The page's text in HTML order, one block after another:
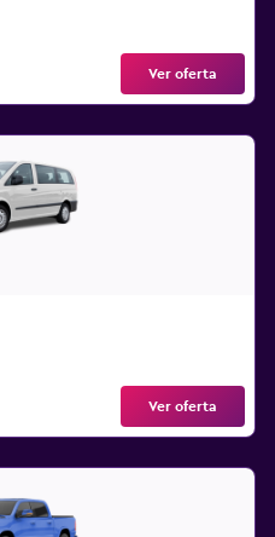
Ver oferta
Ver oferta